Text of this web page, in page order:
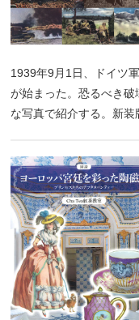
1939年9月1日、ドイツ
が始まった。恐るべき
な写真で紹介する。新装